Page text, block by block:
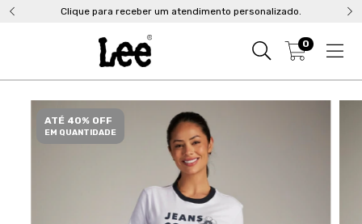
Clique para receber um atendimento personalizado.
0
ATÉ 40% OFF
EM QUANTIDADE